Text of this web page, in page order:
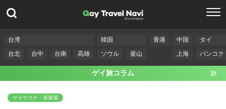
台湾
台北
台中 台南 高雄
韓国
ソウル
釜山
香港
中国
上海
タイ
バンコク
ゲイ旅コラム
ゲイサウナ・発展場